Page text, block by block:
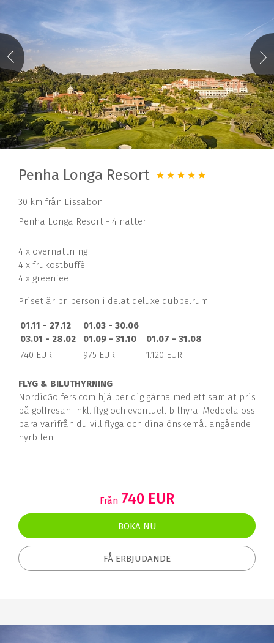
Penha Longa Resort
30 km från Lissabon
Penha Longa Resort - 4 nätter
4 x övernattning
4 x frukostbuffé
4 x greenfee
Priset är pr. person i delat deluxe dubbelrum
01.11 - 27.12
03.01 - 28.02
01.03 - 30.06
01.09 - 31.10
01.07 - 31.08
740 EUR
975 EUR 1.120 EUR
FLYG & BILUTHYRNING
NordicGolfers.com hjälper dig gärna med ett samlat pris
på golfresan inkl. flyg och eventuell bilhyra. Meddela oss
bara varifrån du vill flyga och dina önskemål angående
hyrbilen.
Från 740 EUR
BOKA NU
FÅ ERBJUDANDE